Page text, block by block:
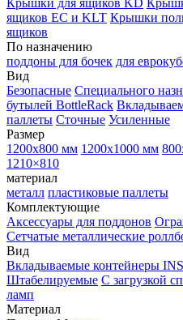
Крышки для ящиков KD
ящиков EC и KLT Крышки
ящиков
По назначению
поддоны для бочек для
Вид
Безопасные Специального
бутылей BottleRack
паллеты Сточные Усиленные
Размер
1200х800 мм 1200х1000 мм
1210×810
материал
металл пластиковые паллеты
Комплектующие
Аксессуары для поддонов
Сетчатые металлические
Вид
Вкладываемые контейнеры
Штабелируемые С загрузкой
ламп
Материал